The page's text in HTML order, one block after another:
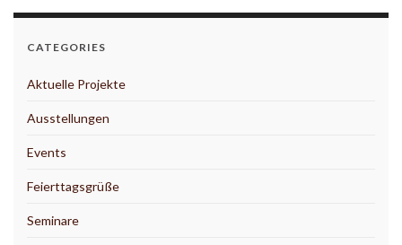
CATEGORIES
Aktuelle Projekte
Ausstellungen
Events
Feierttagsgrüße
Seminare